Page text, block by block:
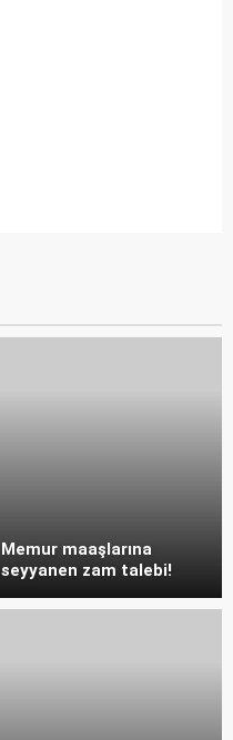
Memur maaşlarına
seyyanen zam talebi!